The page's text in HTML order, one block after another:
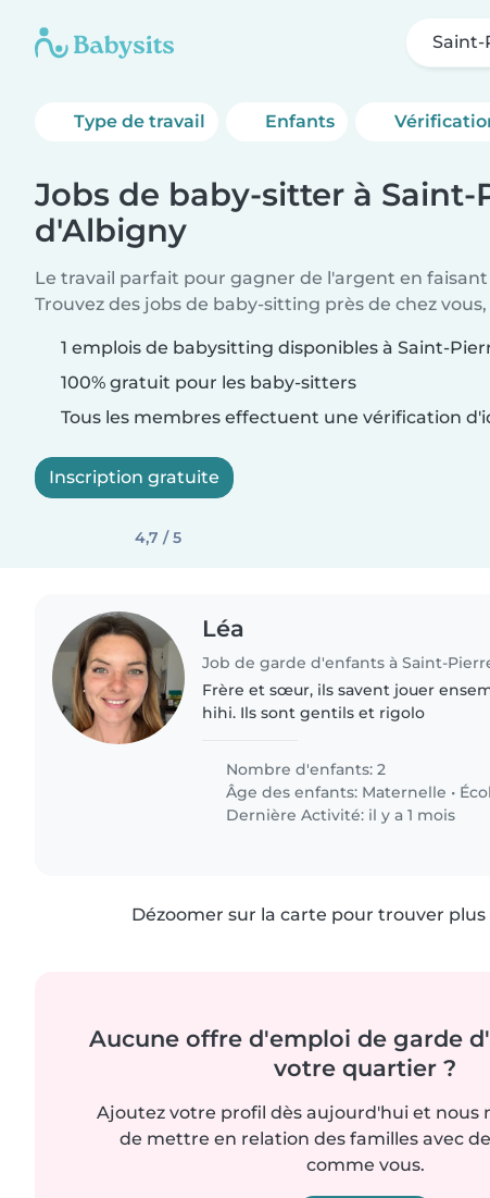
Saint-
Type de travail Enfants
Jobs de baby-sitter à Saint-
d'Albigny
Le travail parfait pour gagner de l'argent en faisant
Trouvez des jobs de baby-sitting près de chez
1 emplois de babysitting disponibles à Saint-
100% gratuit pour les baby-sitters
Tous les membres effectuent une vérification
Inscription gratuite
4,7 / 5
Léa
Job de garde d'enfants à Saint-
Frère et sœur, ils savent jouer
hihi. Ils sont gentils et rigolo
Nombre d'enfants: 2
Âge des enfants: Maternelle •
Dernière Activité: il y a 1 mois
Dézoomer sur la carte pour trouver
Aucune offre d'emploi de garde
votre quartier ?
Ajoutez votre profil dès aujourd'hui et nous
de mettre en relation des familles avec
comme vous.